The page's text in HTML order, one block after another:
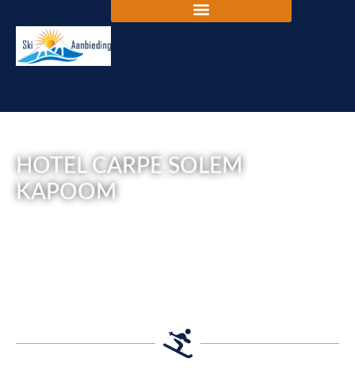
HOTEL CARPE SOLEM
KAPOOM